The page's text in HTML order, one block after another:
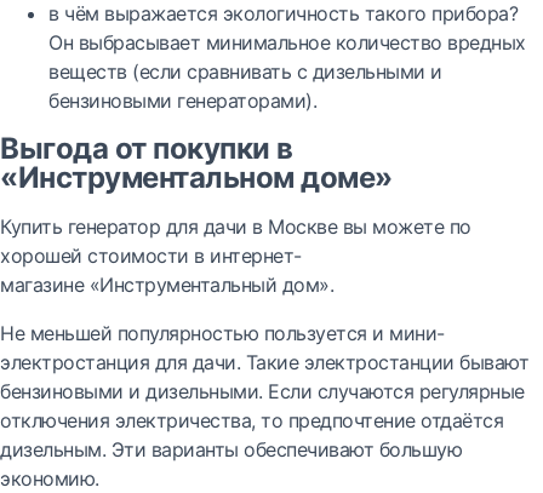
в чём выражается экологичность такого прибора?
Он выбрасывает минимальное количество вредных
веществ (если сравнивать с дизельными и
бензиновыми генераторами).
Выгода от покупки в
«Инструментальном доме»
Купить генератор для дачи в Москве вы можете по
хорошей стоимости в интернет-
магазине «Инструментальный дом».
Не меньшей популярностью пользуется и мини-
электростанция для дачи. Такие электростанции бывают
бензиновыми и дизельными. Если случаются регулярные
отключения электричества, то предпочтение отдаётся
дизельным. Эти варианты обеспечивают большую
экономию.